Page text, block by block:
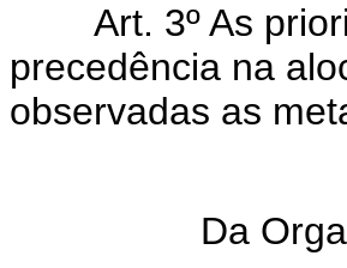
Art. 3º As
precedência na
observadas as
Da